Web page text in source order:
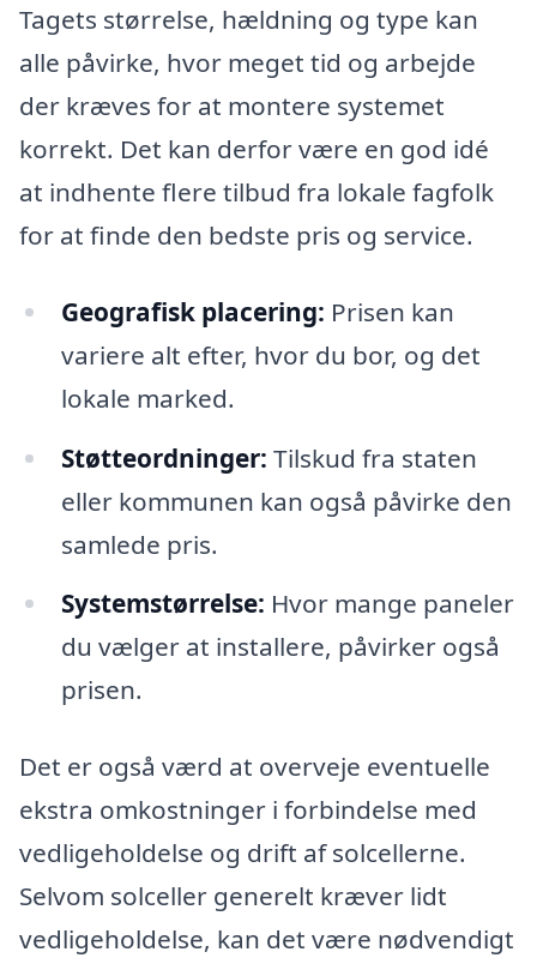
Tagets størrelse, hældning og type kan
alle påvirke, hvor meget tid og arbejde
der kræves for at montere systemet
korrekt. Det kan derfor være en god idé
at indhente flere tilbud fra lokale fagfolk
for at finde den bedste pris og service.
Geografisk placering: Prisen kan
variere alt efter, hvor du bor, og det
lokale marked.
Støtteordninger: Tilskud fra staten
eller kommunen kan også påvirke den
samlede pris.
Systemstørrelse: Hvor mange paneler
du vælger at installere, påvirker også
prisen.
Det er også værd at overveje eventuelle
ekstra omkostninger i forbindelse med
vedligeholdelse og drift af solcellerne.
Selvom solceller generelt kræver lidt
vedligeholdelse, kan det være nødvendigt